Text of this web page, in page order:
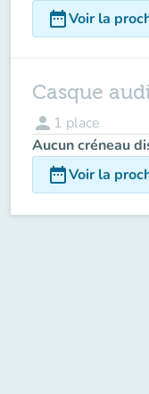
date_rangeVoir la
Casque
person 1 place
Aucun créneau
date_rangeVoir la